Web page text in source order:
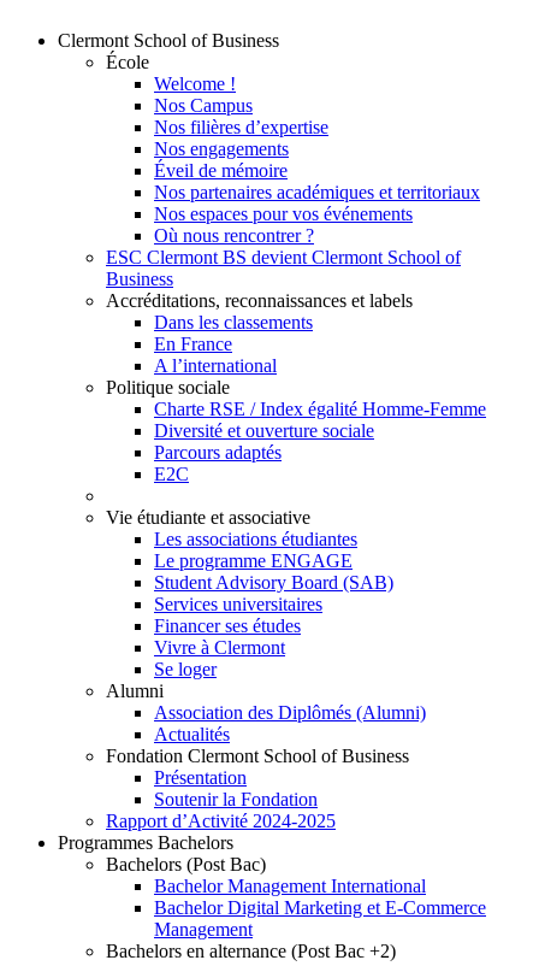
Clermont School of Business
École
Welcome !
Nos Campus
Nos filières d’expertise
Nos engagements
Éveil de mémoire
Nos partenaires académiques et territoriaux
Nos espaces pour vos événements
Où nous rencontrer ?
ESC Clermont BS devient Clermont School of
Business
Accréditations, reconnaissances et labels
Dans les classements
En France
A l’international
Politique sociale
Charte RSE / Index égalité Homme-Femme
Diversité et ouverture sociale
Parcours adaptés
E2C
Vie étudiante et associative
Les associations étudiantes
Le programme ENGAGE
Student Advisory Board (SAB)
Services universitaires
Financer ses études
Vivre à Clermont
Se loger
Alumni
Association des Diplômés (Alumni)
Actualités
Fondation Clermont School of Business
Présentation
Soutenir la Fondation
Rapport d’Activité 2024-2025
Programmes Bachelors
Bachelors (Post Bac)
Bachelor Management International
Bachelor Digital Marketing et E-Commerce
Management
Bachelors en alternance (Post Bac +2)